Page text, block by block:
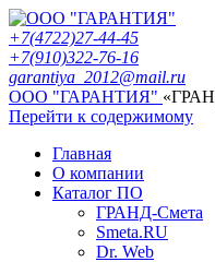
+7(4722)27-44-45
+7(910)322-76-16
garantiya_2012@mail.ru
ООО "ГАРАНТИЯ"
Перейти к содержимому
Главная
О компании
Каталог ПО
ГРАНД-Смета
Smeta.RU
Dr. Web